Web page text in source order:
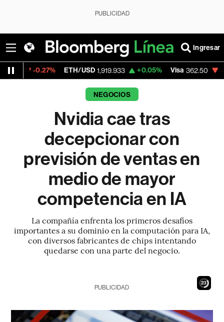
PUBLICIDAD
Ingresar
ETH/USD 1,919.933 +0.05% Visa 362.50 -2.15%
NEGOCIOS
Nvidia cae tras
decepcionar con
previsión de ventas en
medio de mayor
competencia en IA
La compañía enfrenta los primeros desafíos
importantes a su dominio en la computación para IA,
con diversos fabricantes de chips intentando
quedarse con una parte del negocio.
21
PUBLICIDAD